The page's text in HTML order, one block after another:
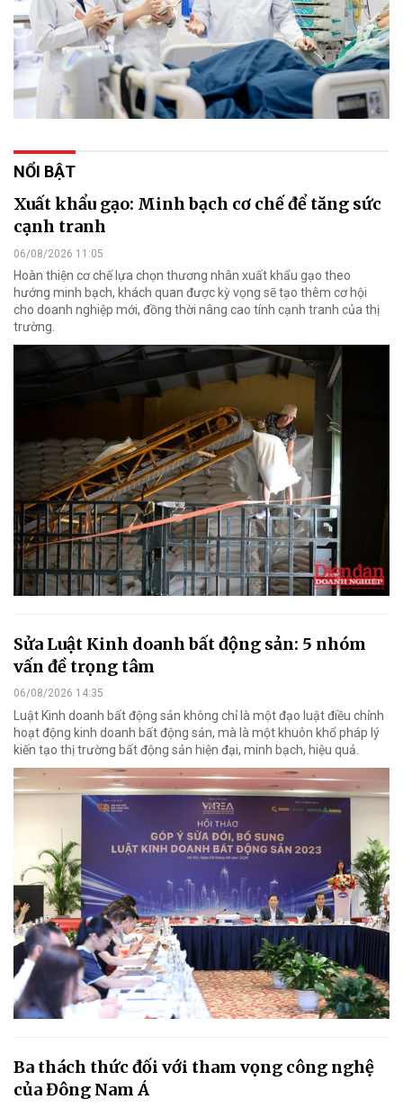
NỔI BẬT
Xuất khẩu gạo: Minh bạch cơ chế để tăng sức
cạnh tranh
06/08/2026 11:05
Hoàn thiện cơ chế lựa chọn thương nhân xuất khẩu gạo theo
hướng minh bạch, khách quan được kỳ vọng sẽ tạo thêm cơ hội
cho doanh nghiệp mới, đồng thời nâng cao tính cạnh tranh của thị
trường.
Sửa Luật Kinh doanh bất động sản: 5 nhóm
vấn đề trọng tâm
06/08/2026 14:35
Luật Kinh doanh bất động sản không chỉ là một đạo luật điều chỉnh
hoạt động kinh doanh bất động sản, mà là một khuôn khổ pháp lý
kiến tạo thị trường bất động sản hiện đại, minh bạch, hiệu quả.
Ba thách thức đối với tham vọng công nghệ
của Đông Nam Á